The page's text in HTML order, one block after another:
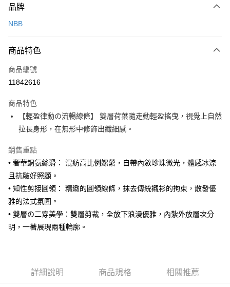
信用卡一次付款
黑貓宅急便
每筆NT$140，滿NT$3,000(含以上)免運費
品牌
NBB
商品特色
商品編號
11842616
商品特色
【輕盈律動の流暢線條】 雙層荷葉隨走動輕盈搖曳，視覺上自然
拉長身形，在無形中修飾出纖細感。
銷售重點
• 奢華銅氨絲滑： 混紡高比例嫘縈，自帶內斂珍珠微光，體感冰涼
且抗皺好照顧。
• 知性剪接圓領： 精緻的圓領線條，抹去傳統襯衫的拘束，散發優
雅的法式氛圍。
• 雙層の二穿美學：雙層剪裁，全放下浪漫優雅，內紮外放層次分
明，一著展現兩種輪廓。
詳細說明 商品規格 相關推薦